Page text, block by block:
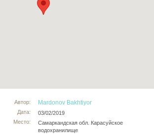
Автор:
Дата:
Место:
Mardonov Bakhtiyor
03/02/2019
Самаркандская обл. Карасуйское
водохранилище